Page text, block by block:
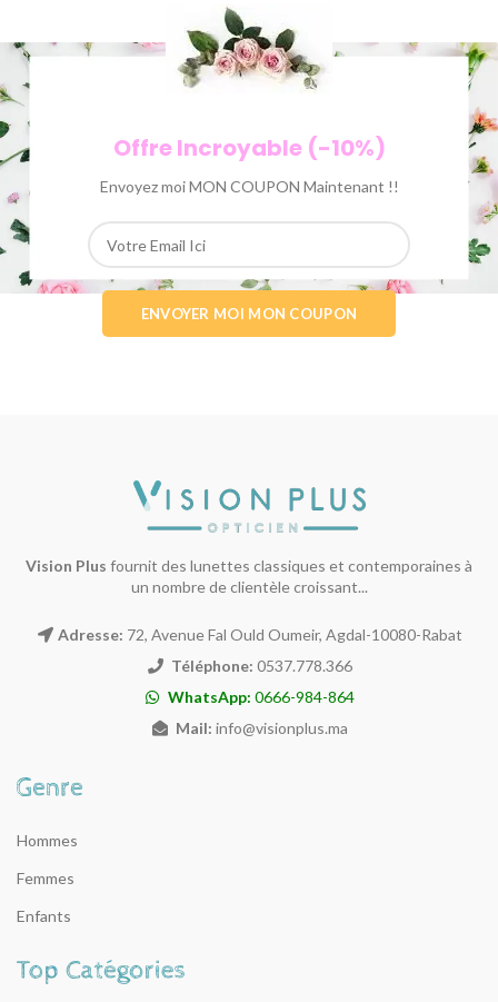
Offre Incroyable (-10%)
Envoyez moi MON COUPON Maintenant !!
Vision Plus fournit des lunettes classiques et contemporaines à
un nombre de clientèle croissant...
Adresse: 72, Avenue Fal Ould Oumeir, Agdal-10080-Rabat
Téléphone: 0537.778.366
WhatsApp: 0666-984-864
Mail: info@visionplus.ma
Hommes
Femmes
Enfants